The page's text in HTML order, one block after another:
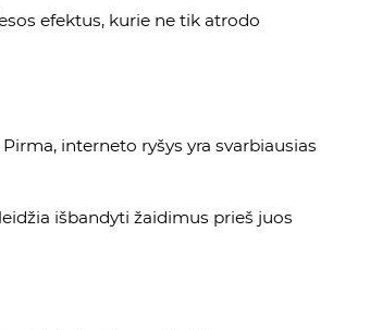
efektus, kurie ne tik atrodo
interneto ryšys yra svarbiausias
išbandyti žaidimus prieš juos